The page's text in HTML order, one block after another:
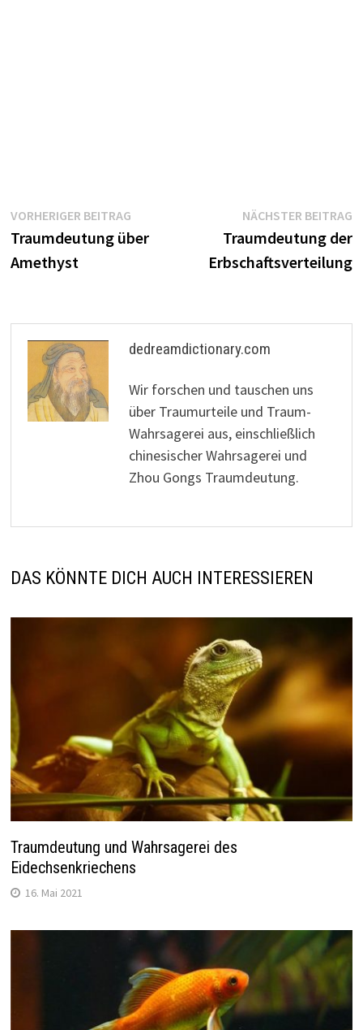
Beitragsnavigation
VORHERIGER BEITRAGVorheriger
Beitrag:
Traumdeutung über
Amethyst
NÄCHSTER BEITRAG
Traumdeutung der
Erbschaftsverteilung
dedreamdictionary.com
Wir forschen und tauschen uns
über Traumurteile und Traum-
Wahrsagerei aus, einschließlich
chinesischer Wahrsagerei und
Zhou Gongs Traumdeutung.
DAS KÖNNTE DICH AUCH INTERESSIEREN
Traumdeutung und Wahrsagerei des
Eidechsenkriechens
16. Mai 2021